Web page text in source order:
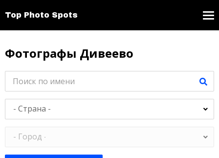
Top Photo Spots
Фотографы Дивеево